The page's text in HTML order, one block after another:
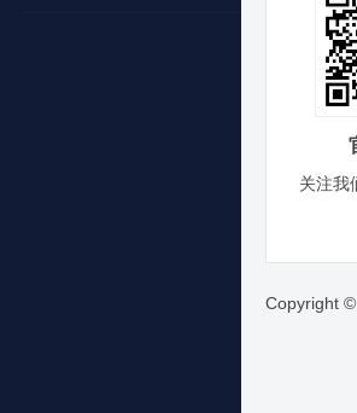
关注我
Copyright ©